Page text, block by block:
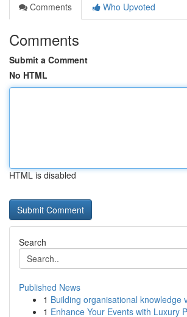
Comments
Who Upvoted
Comments
Submit a Comment
No HTML
HTML is disabled
Search
Published News
1 Building organisational knowledge
1 Enhance Your Events with Luxury